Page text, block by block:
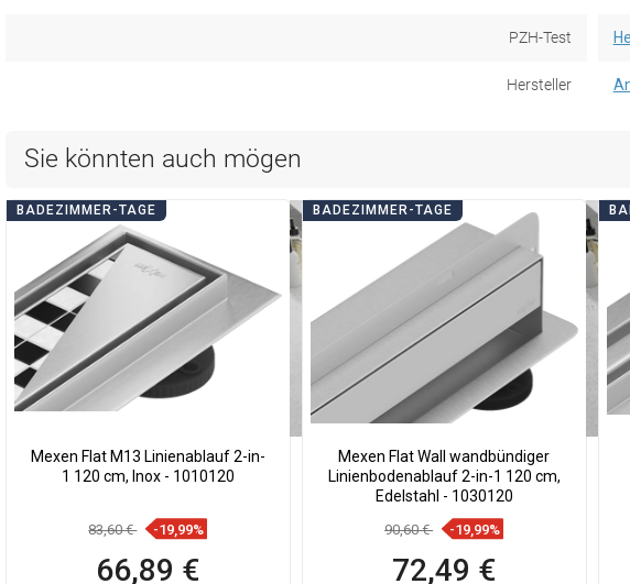
PZH-Test
Hersteller
Sie könnten auch mögen
BADEZIMMER-TAGE
Mexen Flat M13 Linienablauf 2-in-
1 120 cm, Inox - 1010120
83,60 € -19,99%
66,89 €
BADEZIMMER-TAGE
Mexen Flat Wall wandbündiger
Linienbodenablauf 2-in-1 120 cm,
Edelstahl - 1030120
90,60 € -19,99%
72,49 €